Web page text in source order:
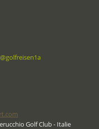
Golf Club - Italie